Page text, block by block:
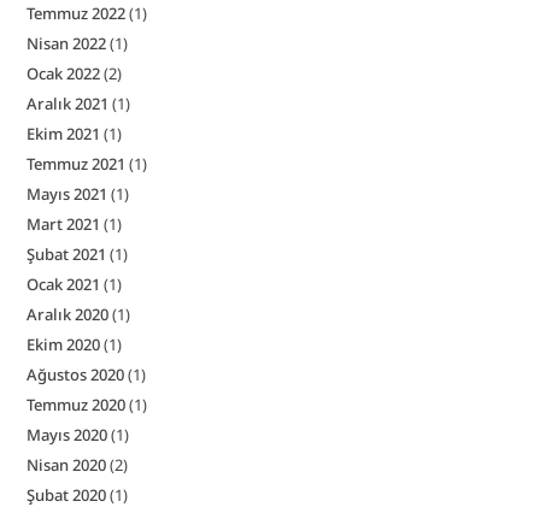
Temmuz 2022(1)
Nisan 2022(1)
Ocak 2022(2)
Aralık 2021 (1)
Ekim 2021 (1)
Temmuz 2021 (1)
Mayıs 2021 (1)
Mart 2021 (1)
Şubat 2021 (1)
Ocak 2021 (1)
Aralık 2020(1)
Ekim 2020(1)
Ağustos 2020(1)
Temmuz 2020(1)
Mayıs 2020(1)
Nisan 2020(2)
Şubat 2020(1)